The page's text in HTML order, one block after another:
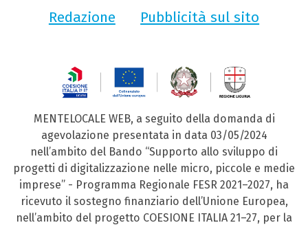
Redazione
Pubblicità sul sito
MENTELOCALE WEB, a seguito della domanda di
agevolazione presentata in data 03/05/2024
nell’ambito del Bando “Supporto allo sviluppo di
progetti di digitalizzazione nelle micro, piccole e medie
imprese” - Programma Regionale FESR 2021–2027, ha
ricevuto il sostegno finanziario dell’Unione Europea,
nell’ambito del progetto COESIONE ITALIA 21–27, per la